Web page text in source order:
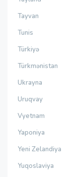
Tayvan
Tunis
Türkiyə
Türkmənistan
Ukrayna
Uruqvay
Vyetnam
Yaponiya
Yeni Zelandiya
Yuqoslaviya